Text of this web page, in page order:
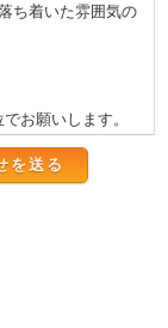
ち着いた雰囲気の
お願いします。